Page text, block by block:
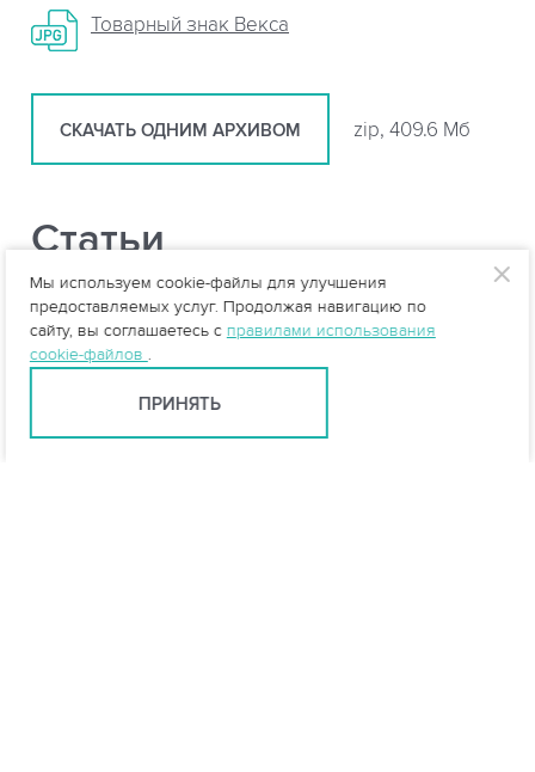
Товарный знак Векса
СКАЧАТЬ ОДНИМ АРХИВОМ zip, 409.6 Мб
Статьи
Пескоуловитель для ливневой
канализации: зачем нужен и как работает
Локальные очистные сооружения: виды,
Мы используем cookie-файлы для улучшения
предоставляемых услуг. Продолжая навигацию по
сайту, вы соглашаетесь с правилами использования
cookie-файлов .
ПРИНЯТЬ